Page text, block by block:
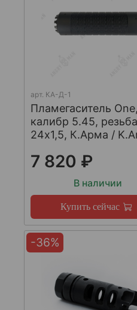
арт. КА-Д-1
Пламегаситель One,
калибр 5.45, резьба
24х1,5, К.Арма /
7 820 ₽
В наличии
Купить сейчас
-36%